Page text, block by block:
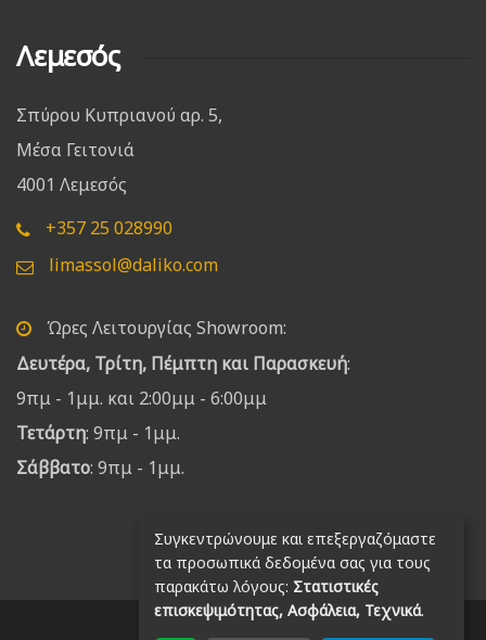
Λεμεσός
Σπύρου Κυπριανού αρ. 5,
Μέσα Γειτονιά
4001 Λεμεσός
+357 25 028990
limassol@daliko.com
Ώρες Λειτουργίας Showroom:
Δευτέρα, Τρίτη, Πέμπτη και Παρασκευή:
9πμ - 1μμ. και 2:00μμ - 6:00μμ
Τετάρτη: 9πμ - 1μμ.
Σάββατο: 9πμ - 1μμ.
Συγκεντρώνουμε και επεξεργαζόμαστε
τα προσωπικά δεδομένα σας για τους
παρακάτω λόγους: Στατιστικές
επισκεψιμότητας, Ασφάλεια, Τεχνικά.